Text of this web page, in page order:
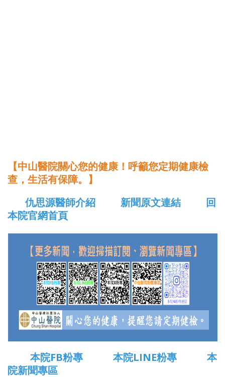
【中山醫院關心您的健康！呼籲您定期健康檢
查，生活有保障。】
仇思源醫師介紹
新聞原文連結
回
本院官網首頁
本院FB粉專 本院LINE粉專
本
院新聞專區